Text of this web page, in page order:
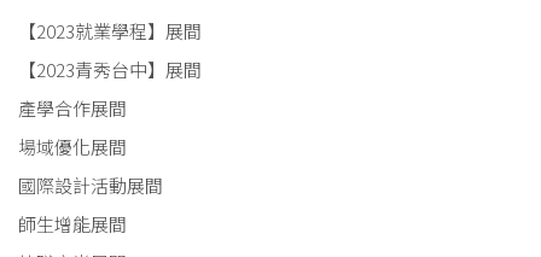
【2023就業學程】展間
【2023青秀台中】展間
產學合作展間
場域優化展間
國際設計活動展間
師生增能展間